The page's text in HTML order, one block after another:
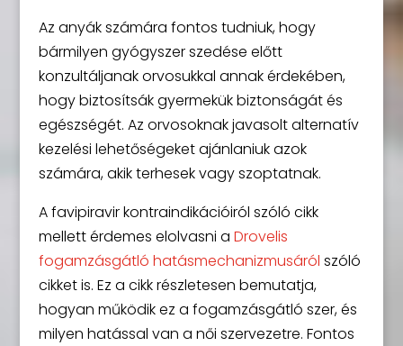
Az anyák számára fontos tudniuk, hogy
bármilyen gyógyszer szedése előtt
konzultáljanak orvosukkal annak érdekében,
hogy biztosítsák gyermekük biztonságát és
egészségét. Az orvosoknak javasolt alternatív
kezelési lehetőségeket ajánlaniuk azok
számára, akik terhesek vagy szoptatnak.
A favipiravir kontraindikációiról szóló cikk
mellett érdemes elolvasni a Drovelis
fogamzásgátló hatásmechanizmusáról szóló
cikket is. Ez a cikk részletesen bemutatja,
hogyan működik ez a fogamzásgátló szer, és
milyen hatással van a női szervezetre. Fontos